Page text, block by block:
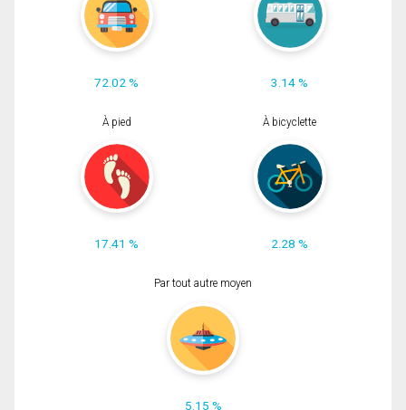
72.02 % 3.14 %
À pied
17.41 %
À bicyclette
2.28 %
Par tout autre moyen
5.15 %